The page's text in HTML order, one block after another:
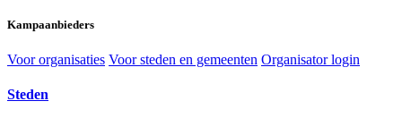
Kampaanbieders
Voor organisaties Voor steden en gemeenten Organisator login
Steden